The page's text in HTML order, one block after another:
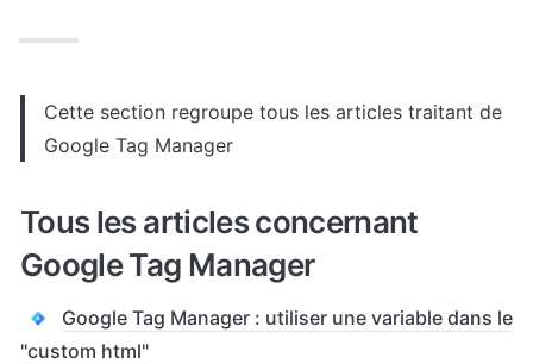
Cette section regroupe tous les articles traitant de
Google Tag Manager
Tous les articles concernant
Google Tag Manager
Google Tag Manager : utiliser une variable dans le
"custom html"